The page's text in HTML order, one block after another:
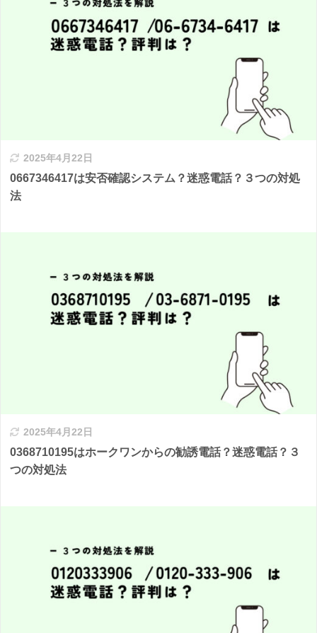
2025年4月22日
0667346417は安否確認システム？迷惑電話？３つの対処
法
2025年4月22日
0368710195はホークワンからの勧誘電話？迷惑電話？３
つの対処法